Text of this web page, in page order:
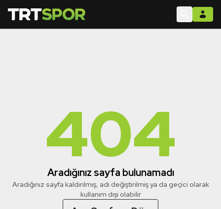
404
Aradığınız sayfa bulunamadı
Aradığınız sayfa kaldırılmış, adı değiştirilmiş ya da geçici olarak
kullanım dışı olabilir